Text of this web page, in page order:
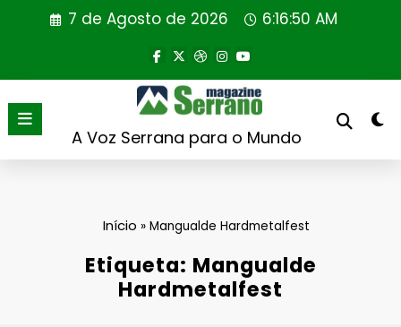
7 de Agosto de 2026 6:16:50 AM
A Voz Serrana para o Mundo
Início »Mangualde Hardmetalfest
Etiqueta: Mangualde
Hardmetalfest